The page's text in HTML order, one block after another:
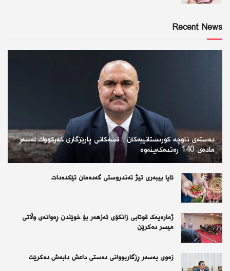
Recent News
دەستەی ناوچە كوردستانییەكان : قسەكانی پارێزگاری كەركووك لەسەر
مادەی 140 رەتدەكەینەوە
ئایا بیبەری تیژ تەندروستی گەدەمان تێکدەدات
ژمارەیەک قوتابی زانکۆی ئەزهەر بۆ خوێندن ڕەوانەی وڵاتی
میسر دەکرێن
زەوی بەسەر ڕزگاربووانی دەستی داعش دابەش دەکرێت